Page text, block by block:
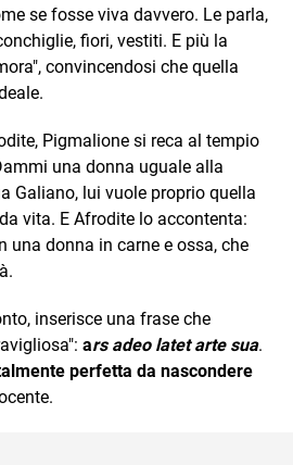
se fosse viva davvero. Le parla,
fiori, vestiti. E più la
convincendosi che quella
Pigmalione si reca al tempio
una donna uguale alla
Galiano, lui vuole proprio quella
vita. E Afrodite lo accontenta:
una donna in carne e ossa, che
inserisce una frase che
ars adeo latet arte sua.
perfetta da nascondere